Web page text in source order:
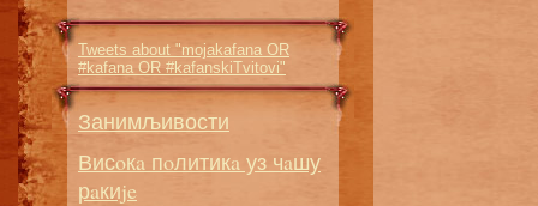
Tweets about "mojakafana OR
#kafana OR #kafanskiTvitovi"
Занимљивости
Висoкa пoлитикa уз чaшу
рaкиje